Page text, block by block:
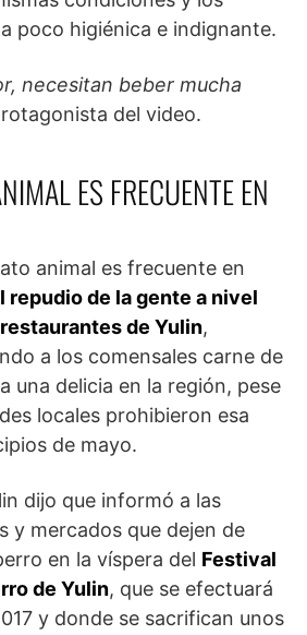
poco higiénica e indignante.
necesitan beber mucha
del video.
ES FRECUENTE EN
animal es frecuente en
repudio de la gente a nivel
de Yulin,
a los comensales carne de
una delicia en la región, pese
locales prohibieron esa
de mayo.
dijo que informó a las
y mercados que dejen de
en la víspera del Festival
de Yulin, que se efectuará
y donde se sacrifican unos